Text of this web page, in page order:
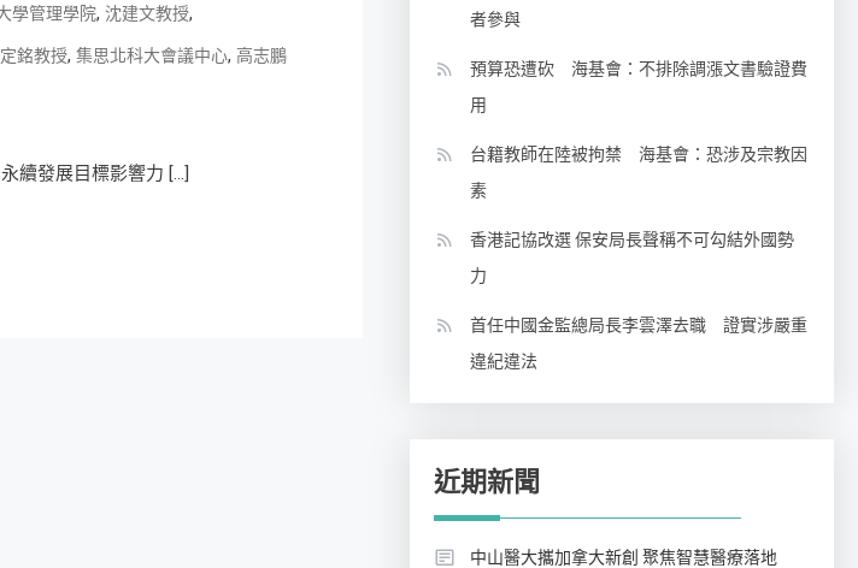
學管理學院, 沈建文教授,
銘教授, 集思北科大會議中心, 高志鵬
續發展目標影響力 […]
者參與
預算恐遭砍 海基會：不排除調漲文書驗證費
用
台籍教師在陸被拘禁 海基會：恐涉及宗教因
素
香港記協改選 保安局長聲稱不可勾結外國勢
力
首任中國金監總局長李雲澤去職 證實涉嚴重
違紀違法
近期新聞
中山醫大攜加拿大新創 聚焦智慧醫療落地